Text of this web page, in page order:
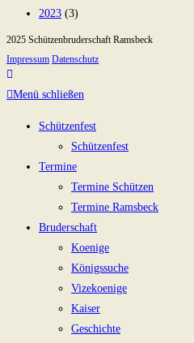
2023 (3)
2025 Schützenbruderschaft Ramsbeck
Impressum Datenschutz
Menü schließen
Schützenfest
Schützenfest
Termine
Termine Schützen
Termine Ramsbeck
Bruderschaft
Koenige
Königssuche
Vizekoenige
Kaiser
Geschichte